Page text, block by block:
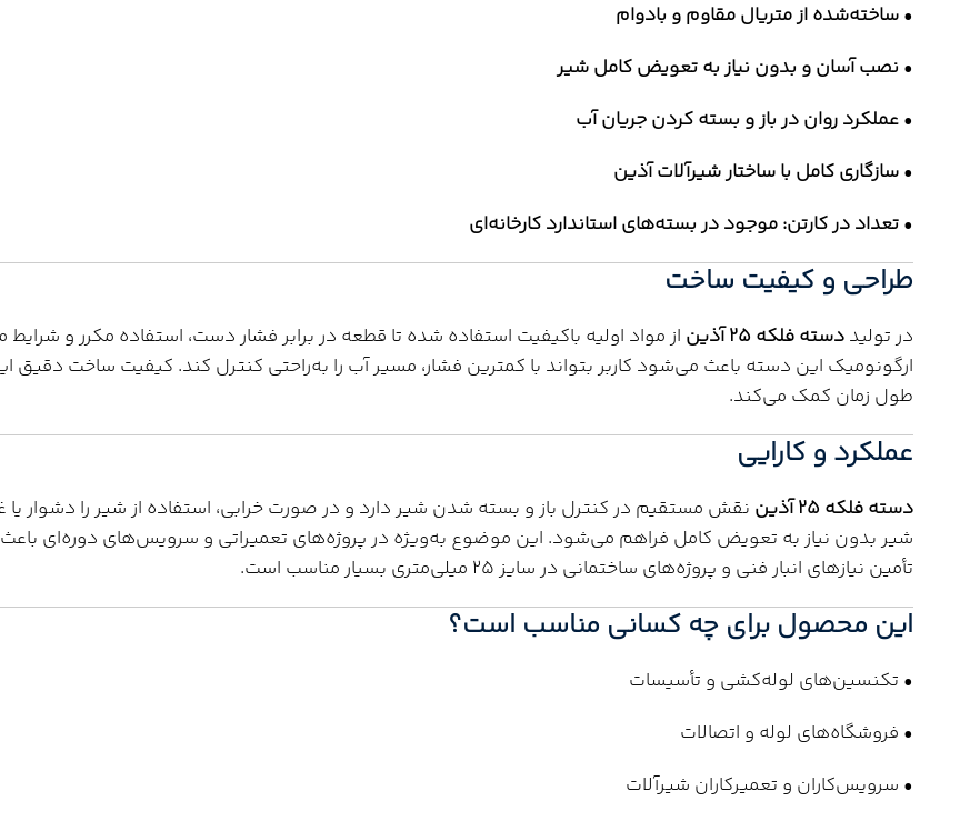
•ساخته‌شده از متریال مقاوم و بادوام
• نصب آسان و بدون نیاز به تعویض کامل شیر
•عملکرد روان در باز و بسته کردن جریان آب
•سازگاری کامل با ساختار شیرآلات آذین
•تعداد در کارتن: موجود در بسته‌های استاندارد کارخانه‌ای
طراحی و کیفیت ساخت
در تولیددسته فلکه 25 آذین
از مواد اولیه باکیفیت استفاده شده تا قطعه در برابر فشار دست، استفاده مکرر و
ارگونومیک این دسته باعث می‌شود کاربر بتواند با کمترین فشار، مسیر آب را به‌راحتی کنترل کند. کیفیت ساخت
طول زمان کمک می‌کند.
عملکرد و کارایی
دسته فلکه 25 آذین
نقش مستقیم در کنترل باز و بسته شدن شیر دارد و در صورت خرابی، استفاده از شیر را دشوار یا
شیر بدون نیاز به تعویض کامل فراهم می‌شود. این موضوع به‌ویژه در پروژه‌های تعمیراتی و سرویس‌های دوره‌ای
تأمین نیازهای انبار فنی و پروژه‌های ساختمانی در سایز 25 میلی‌متری بسیار مناسب است.
این محصول برای چه کسانی مناسب است؟
• تکنسین‌های لوله‌کشی و تأسیسات
• فروشگاه‌های لوله و اتصالات
• سرویس‌کاران و تعمیرکاران شیرآلات